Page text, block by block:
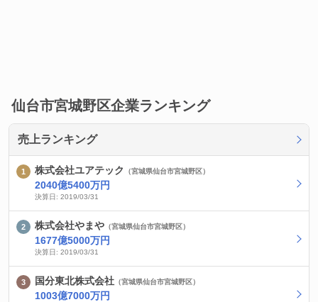
仙台市宮城野区企業ランキング
売上ランキング
株式会社ユアテック （宮城県仙台市宮城野区）
2040億5400万円
決算日: 2019/03/31
株式会社やまや （宮城県仙台市宮城野区）
1677億5000万円
決算日: 2019/03/31
国分東北株式会社 （宮城県仙台市宮城野区）
1003億7000万円